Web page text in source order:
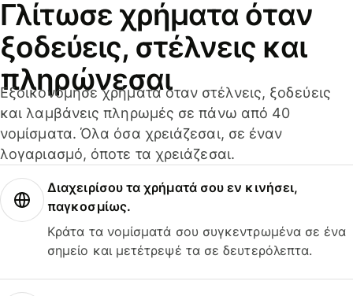
Γλίτωσε χρήματα όταν
ξοδεύεις, στέλνεις και
πληρώνεσαι
Εξοικονόμησε χρήματα όταν στέλνεις, ξοδεύεις
και λαμβάνεις πληρωμές σε πάνω από 40
νομίσματα. Όλα όσα χρειάζεσαι, σε έναν
λογαριασμό, όποτε τα χρειάζεσαι.
Διαχειρίσου τα χρήματά σου εν κινήσει,
παγκοσμίως.
Κράτα τα νομίσματά σου συγκεντρωμένα σε ένα
σημείο και μετέτρεψέ τα σε δευτερόλεπτα.